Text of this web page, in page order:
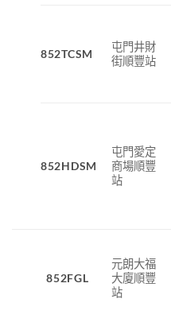
852TCSM
屯門井財
街順豐站
852HDSM
屯門愛定
商場順豐
站
852FGL
元朗大福
大廈順豐
站